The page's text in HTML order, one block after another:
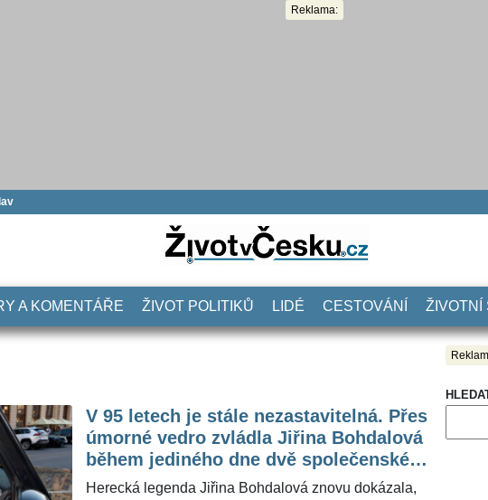
Reklama:
A KOMENTÁŘE ŽIVOT POLITIKŮ LIDÉ CESTOVÁNÍ ŽIVOTNÍ
V 95 letech je stále nezastavitelná. Přes
úmorné vedro zvládla Jiřina Bohdalová
během jediného dne dvě společenské
akce
Herecká legenda Jiřina Bohdalová znovu dokázala,